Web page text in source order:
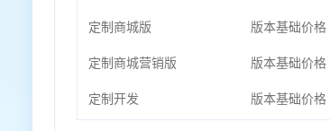
定制商城版 版本基础价格
定制商城营销版 版本基础价格
定制开发 版本基础价格